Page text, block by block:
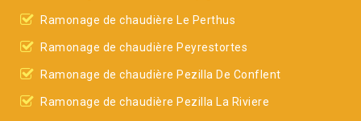
Ramonage de chaudière Le Perthus
Ramonage de chaudière Peyrestortes
Ramonage de chaudière Pezilla De Conflent
Ramonage de chaudière Pezilla La Riviere